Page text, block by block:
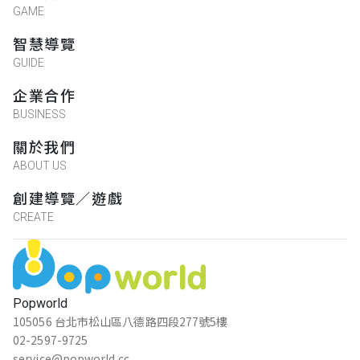
Popworld
105056 台北市松山區八德路四段277號5樓
02-2597-9725
GAME
智慧導覽
GUIDE
企業合作
BUSINESS
關於我們
ABOUT US
創建導覽／遊戲
CREATE